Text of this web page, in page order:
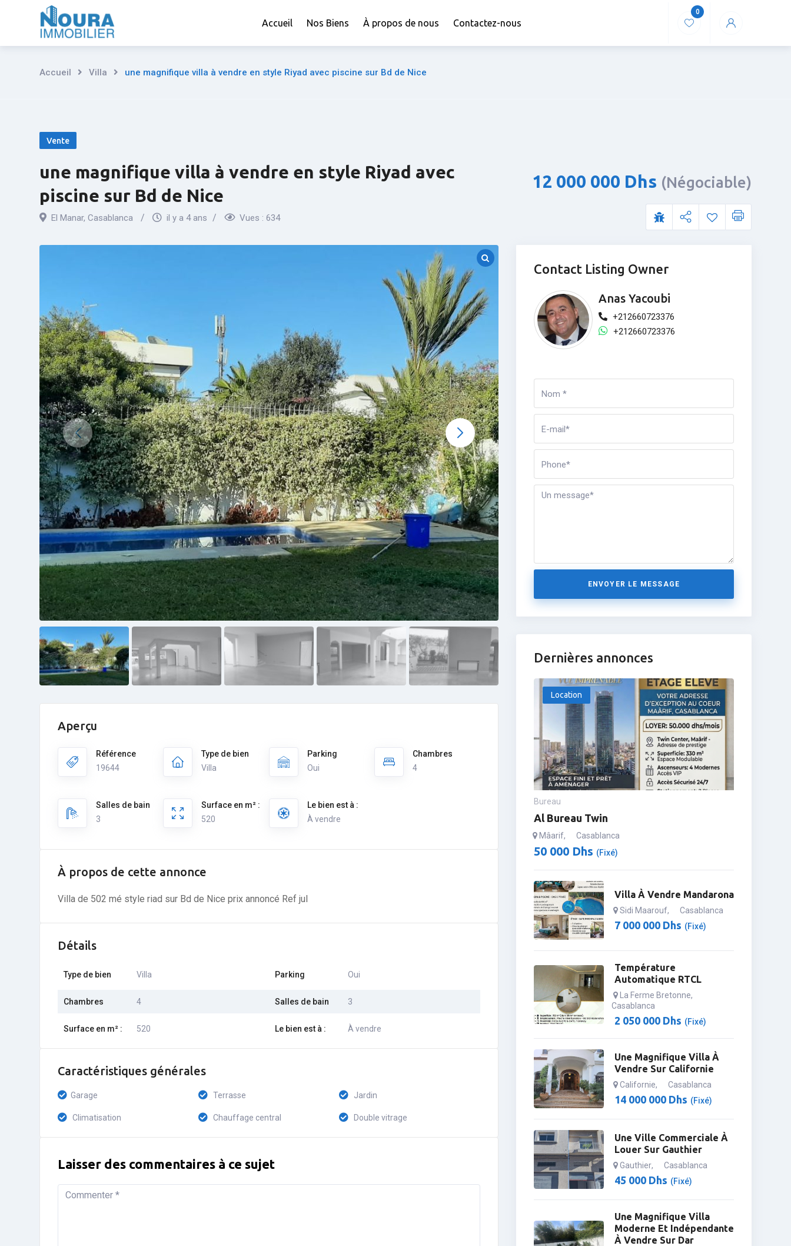
contenu
Accueil Nos Biens À propos de nous Contactez-nous
0
Accueil Villa une magnifique villa à vendre en style Riyad avec piscine sur Bd de Nice
Vente
une magnifique villa à vendre en style Riyad avec
piscine sur Bd de Nice
El Manar, Casablanca il y a 4 ans Vues : 634
12 000 000 Dhs (Négociable)
Aperçu
Référence
19644
Type de bien
Villa
Parking
Oui
Chambres
4
Salles de bain
3
Surface en m² :
520
Le bien est à :
À vendre
À propos de cette annonce
Villa de 502 mé style riad sur Bd de Nice prix annoncé Ref jul
Détails
Type de bien Villa Parking Oui
Chambres 4 Salles de bain 3
Surface en m² : 520 Le bien est à : À vendre
Caractéristiques générales
Garage Terrasse Jardin
Climatisation Chauffage central Double vitrage
Laisser des commentaires à ce sujet
Contact Listing Owner
Anas Yacoubi
+212660723376
+212660723376
ENVOYER LE MESSAGE
Dernières annonces
Location
Bureau
Al Bureau Twin
Mâarif, Casablanca
50 000 Dhs (Fixé)
Villa À Vendre Mandarona
Sidi Maarouf, Casablanca
7 000 000 Dhs (Fixé)
Température
Automatique RTCL
La Ferme Bretonne,
Casablanca
2 050 000 Dhs (Fixé)
Une Magnifique Villa À
Vendre Sur Californie
Californie, Casablanca
14 000 000 Dhs (Fixé)
Une Ville Commerciale À
Louer Sur Gauthier
Gauthier, Casablanca
45 000 Dhs (Fixé)
Une Magnifique Villa
Moderne Et Indépendante
À Vendre Sur Dar